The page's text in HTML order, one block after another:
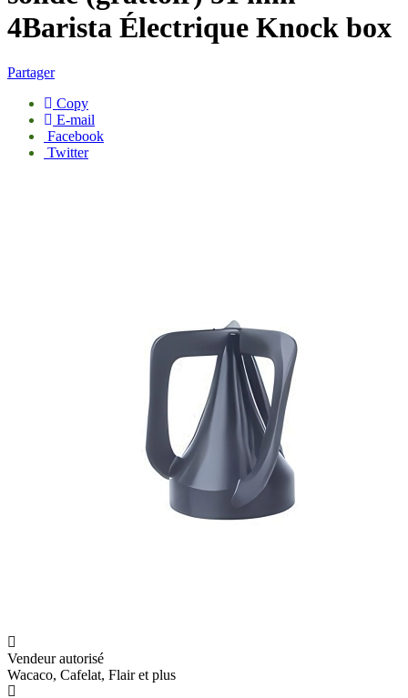
4Barista Électrique Knock box
Partager
Copy
E-mail
Facebook
Twitter
Vendeur autorisé
Wacaco, Cafelat, Flair et plus